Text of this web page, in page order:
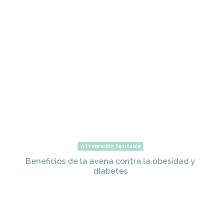
Alimentación Saludable
Beneficios de la avena contra la obesidad y
diabetes